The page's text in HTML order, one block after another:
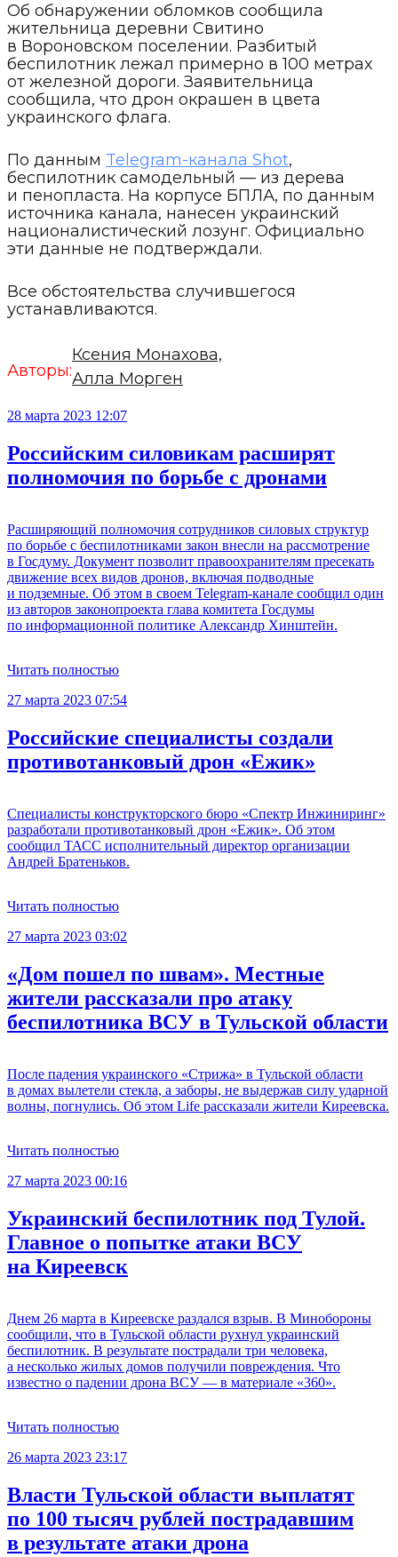
Об обнаружении обломков сообщила
жительница деревни Свитино
в Вороновском поселении. Разбитый
беспилотник лежал примерно в 100 метрах
от железной дороги. Заявительница
сообщила, что дрон окрашен в цвета
украинского флага.
По данным Telegram-канала Shot,
беспилотник самодельный — из дерева
и пенопласта. На корпусе БПЛА, по данным
источника канала, нанесен украинский
националистический лозунг. Официально
эти данные не подтверждали.
Все обстоятельства случившегося
устанавливаются.
Авторы:
Ксения Монахова,
Алла Морген
28 марта 2023 12:07
Российским силовикам расширят
полномочия по борьбе с дронами
Расширяющий полномочия сотрудников силовых структур
по борьбе с беспилотниками закон внесли на рассмотрение
в Госдуму. Документ позволит правоохранителям пресекать
движение всех видов дронов, включая подводные
и подземные. Об этом в своем Telegram-канале сообщил один
из авторов законопроекта глава комитета Госдумы
по информационной политике Александр Хинштейн.
Читать полностью
27 марта 2023 07:54
Российские специалисты создали
противотанковый дрон «Ежик»
Специалисты конструкторского бюро «Спектр Инжиниринг»
разработали противотанковый дрон «Ежик». Об этом
сообщил ТАСС исполнительный директор организации
Андрей Братеньков.
Читать полностью
27 марта 2023 03:02
«Дом пошел по швам». Местные
жители рассказали про атаку
беспилотника ВСУ в Тульской области
После падения украинского «Стрижа» в Тульской области
в домах вылетели стекла, а заборы, не выдержав силу ударной
волны, погнулись. Об этом Life рассказали жители Киреевска.
Читать полностью
27 марта 2023 00:16
Украинский беспилотник под Тулой.
Главное о попытке атаки ВСУ
на Киреевск
Днем 26 марта в Киреевске раздался взрыв. В Минобороны
сообщили, что в Тульской области рухнул украинский
беспилотник. В результате пострадали три человека,
а несколько жилых домов получили повреждения. Что
известно о падении дрона ВСУ — в материале «360».
Читать полностью
26 марта 2023 23:17
Власти Тульской области выплатят
по 100 тысяч рублей пострадавшим
в результате атаки дрона